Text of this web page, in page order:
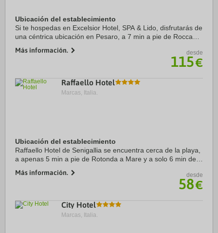
Ubicación del establecimiento
Si te hospedas en Excelsior Hotel, SPA & Lido, disfrutarás de
una céntrica ubicación en Pesaro, a 7 min a pie de Rocca
este hotel de playa se encuentra ...
Más información. desde
115€
Raffaello Hotel
Marcas, Italia.
Ubicación del establecimiento
Raffaello Hotel de Senigallia se encuentra cerca de la playa,
a apenas 5 min a pie de Rotonda a Mare y a solo 6 min de
1,3 km de Teatro La Fenice de ...
Más información. desde
58€
City Hotel
Marcas, Italia.